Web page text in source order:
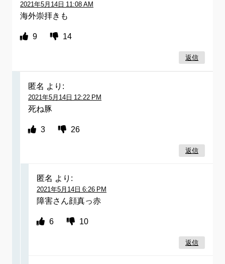
2021年5月14日 11:08 AM
海外崇拝きも
9 14
返信
匿名 より:
2021年5月14日 12:22 PM
死ね豚
3 26
返信
匿名 より:
2021年5月14日 6:26 PM
障害さん顔真っ赤
6 10
返信